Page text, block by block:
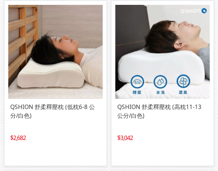
QSHION 舒柔釋壓枕 (低枕6-8 公
分/白色)
2,682
QSHION 舒柔釋壓枕 (高枕11-13
公分/白色)
3,042